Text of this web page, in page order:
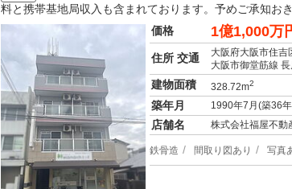
料と携帯基地局収入も含まれております。予めご承知
価格
1億1,000万
住所 交通
大阪府大阪市住吉
大阪市御堂筋線
建物面積 328.72m2
築年月 1990年7月(築36
店舗名 株式会社福屋不
鉄骨造 間取り図あり 写真